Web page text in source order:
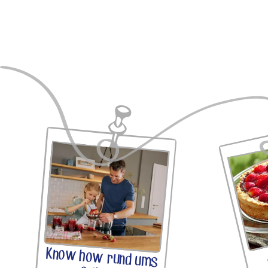
Know how rund ums